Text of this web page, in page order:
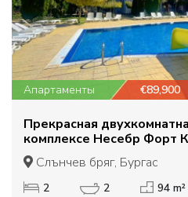
Апартаменты €89,900
Прекрасная
комплексе Несебр Форт
Слънчев бряг, Бургас
2 2 94 m²